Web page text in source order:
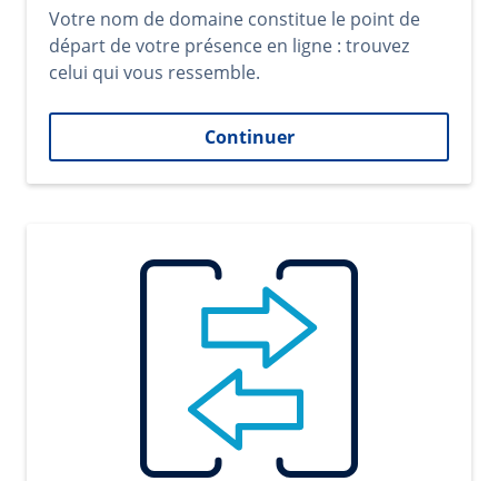
Votre nom de domaine constitue le point de
départ de votre présence en ligne : trouvez
celui qui vous ressemble.
Continuer